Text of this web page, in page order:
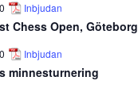
Inbjudan
Chess Open, Göteborg
Inbjudan
minnesturnering